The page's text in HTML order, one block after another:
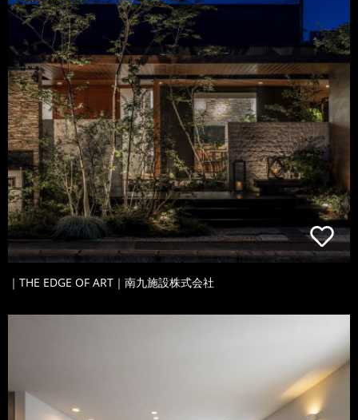
｜THE EDGE OF ART｜南九施設株式会社